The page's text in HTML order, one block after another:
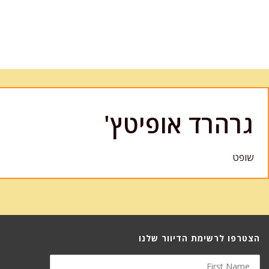
גרהרד אופיטץ'
שופט
הצטרפו לרשימת הדיוור שלנו
First
Name